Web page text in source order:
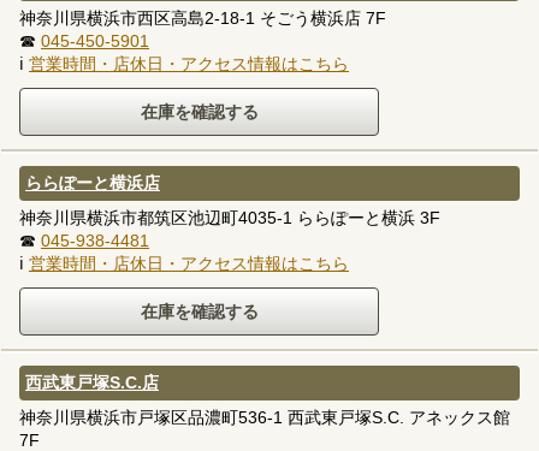
神奈川県横浜市西区高島2-18-1 そごう横浜店 7F
☎ 045-450-5901
ℹ 営業時間・店休日・アクセス情報はこちら
ららぽーと横浜店
神奈川県横浜市都筑区池辺町4035-1 ららぽーと横浜 3F
☎ 045-938-4481
ℹ 営業時間・店休日・アクセス情報はこちら
西武東戸塚S.C.店
神奈川県横浜市戸塚区品濃町536-1 西武東戸塚S.C. アネックス館
7F